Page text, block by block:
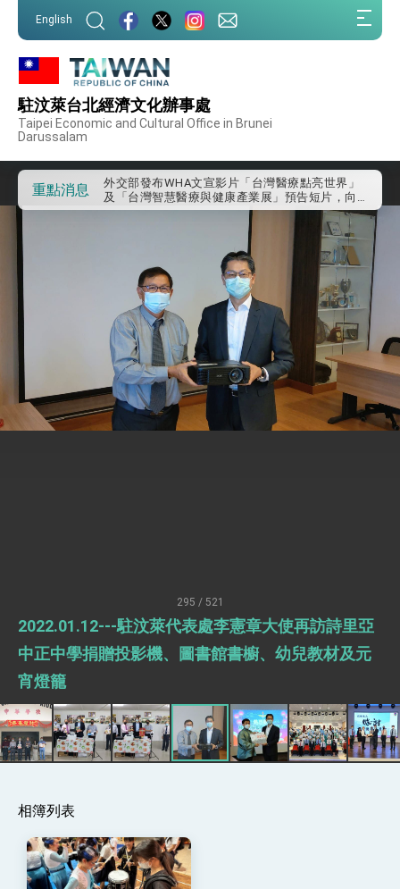
English
駐汶萊台北經濟文化辦事處
Taipei Economic and Cultural Office in Brunei
Darussalam
重點消息
外交部重要言論
我國政府將在美國亞利桑納州設立「駐鳳凰城辦
事處」，進一步深化台美交流合作
經驗為亞太醫療照護發展開創新里程碑
外交部發布WHA文宣影片「台灣醫療點亮世界」
及「台灣智慧醫療與健康產業展」預告短片，向
世界展現台灣守護全球健康的創新能量
總統出訪史瓦帝尼返國談話 強調臺灣人有權利
走向世界 盼與理念相近國家共同維護國際秩序
堅定走向世界 賴總統抵達史瓦帝尼王國進行國是
總統與五院院長新春茶敘 盼化分歧為團結、為
國家邁出合作第一步
總統農曆春節談話
台美貿易協議完成簽署達成6大目標、創5大歷史
性突破 總統強調將以3大面向加速臺灣經濟轉型
升級 籲請立院全力支持並盡速通過
臺美簽署「對等貿易協定」確立對等關稅15%且不
疊加 我輸美2072項產品豁免對等關稅
外交部長林佳龍午宴歡迎美國聯邦參議員蓋耶哥
訪問團
外交部長林佳龍接見美國智庫「德國馬歇爾基金
會」訪問團一行，深化跨大西洋戰略夥伴關係
卓揆：臺美關稅談判階段性結果有助臺灣取得有
利戰略地位 全力支持「臺美對等貿易協定」簽署
外交部與數位發展部攜手合作，整合台灣雄厚數
「總合外交」與台歐美日關係深化
總統以「韌性之島，希望之光」為題發表2026新
年談話
295 / 521
2022.01.12---駐汶萊代表處李憲章大使再訪詩里亞
中正中學捐贈投影機、圖書館書櫥、幼兒教材及元
宵燈籠
相簿列表